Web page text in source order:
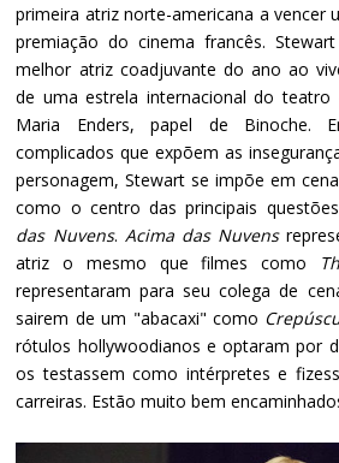
primeira atriz norte-americana a vencer
premiação do cinema francês.
melhor atriz coadjuvante do ano ao
de uma estrela internacional do
Maria Enders, papel de Binoche.
complicados que expõem as
personagem, Stewart se impõe em
como o centro das principais
das Nuvens. Acima das Nuvens
atriz o mesmo que filmes como
representaram para seu colega de
sairem de um "abacaxi" como
rótulos hollywoodianos e optaram por
os testassem como intérpretes e
carreiras. Estão muito bem